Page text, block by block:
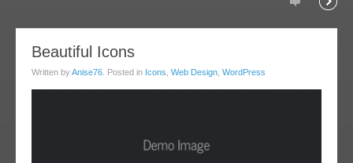
Comments
Beautiful Icons
Written byAnise76 . Posted in Icons Web Design WordPress